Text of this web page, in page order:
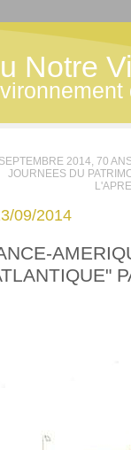
Notre
2014, 70
JOURNEES DU
09/2014